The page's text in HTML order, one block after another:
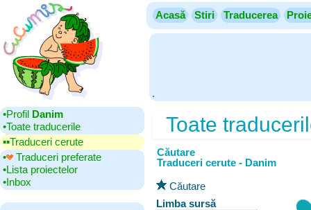
Acasă Stiri Traducerea
.
•‎Profil Danim
•‎Toate traducerile
▪▪‎Traduceri cerute
•‎
Traduceri preferate
•‎Lista proiectelor
•‎Inbox
Toate
Căutare
Traduceri cerute - Danim
Căutare
Limba sursă